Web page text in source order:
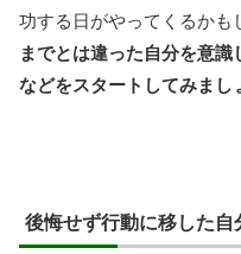
功する日がやってくるかも
までとは違った自分を意
などをスタートしてみまし
後悔せず行動に移した自